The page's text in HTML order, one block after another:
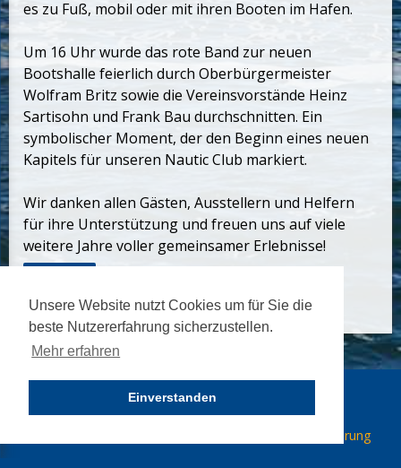
Unsere Website nutzt Cookies um für Sie die
beste Nutzererfahrung sicherzustellen.
Mehr erfahren
Einverstanden
es zu Fuß, mobil oder mit ihren Booten im Hafen.
Um 16 Uhr wurde das rote Band zur neuen
Bootshalle feierlich durch Oberbürgermeister
Wolfram Britz sowie die Vereinsvorstände Heinz
Sartisohn und Frank Bau durchschnitten. Ein
symbolischer Moment, der den Beginn eines neuen
Kapitels für unseren Nautic Club markiert.
Wir danken allen Gästen, Ausstellern und Helfern
für ihre Unterstützung und freuen uns auf viele
weitere Jahre voller gemeinsamer Erlebnisse!
© 2026 Nautic Club Kehl. Alle Recht vorbehalten.
überspringen
Datenschutzerklärung